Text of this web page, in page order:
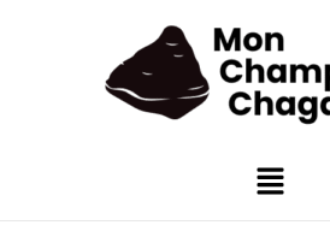
Menu